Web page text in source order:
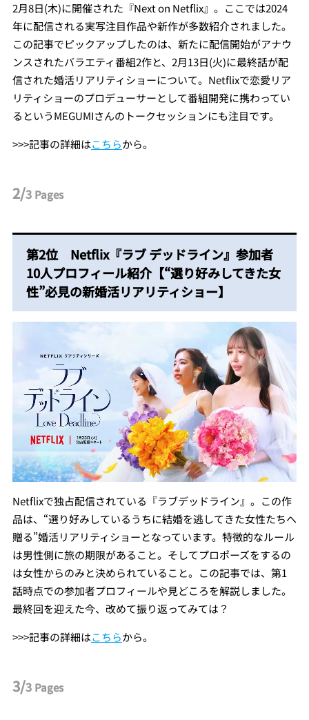
2月8日(木)に開催された『Next on Netflix』。ここでは2024
年に配信される実写注目作品や新作が多数紹介されました。
この記事でピックアップしたのは、新たに配信開始がアナウ
ンスされたバラエティ番組2作と、2月13日(火)に最終話が配
信された婚活リアリティショーについて。Netflixで恋愛リア
リティショーのプロデューサーとして番組開発に携わってい
るというMEGUMIさんのトークセッションにも注目です。
>>>記事の詳細はこちらから。
2/3 Pages
第2位 Netflix『ラブ デッドライン』参加者
10人プロフィール紹介【“選り好みしてきた女
性”必見の新婚活リアリティショー】
Netflixで独占配信されている『ラブデッドライン』。この作
品は、“選り好みしているうちに結婚を逃してきた女性たちへ
贈る”婚活リアリティショーとなっています。特徴的なルール
は男性側に旅の期限があること。そしてプロポーズをするの
は女性からのみと決められていること。この記事では、第1
話時点での参加者プロフィールや見どころを解説しました。
最終回を迎えた今、改めて振り返ってみては？
>>>記事の詳細はこちらから。
3/3 Pages